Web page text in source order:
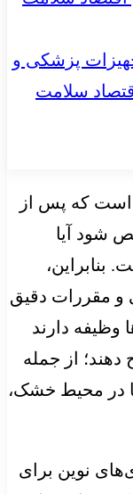
پزشکی و
سلامت
است که پس از
شود آیا
بنابراین،
و مقررات دقیق
وظیفه دارند
دهند؛ از جمله
در محیط خشک،
نوین برای